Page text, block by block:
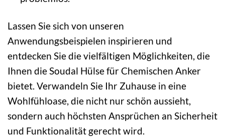
Lassen Sie sich von unseren
Anwendungsbeispielen inspirieren und
entdecken Sie die vielfältigen Möglichkeiten, die
Ihnen die Soudal Hülse für Chemischen Anker
bietet. Verwandeln Sie Ihr Zuhause in eine
Wohlfühloase, die nicht nur schön aussieht,
sondern auch höchsten Ansprüchen an Sicherheit
und Funktionalität gerecht wird.